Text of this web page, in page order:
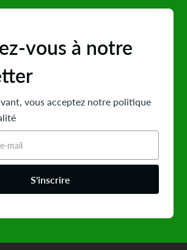
vous à notre
vous acceptez notre politique
S'inscrire